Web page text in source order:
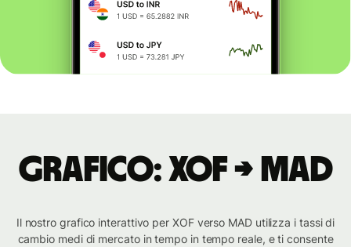
Grafico: XOF → MAD
Il nostro grafico interattivo per XOF verso MAD utilizza i tassi di
cambio medi di mercato in tempo in tempo reale, e ti consente